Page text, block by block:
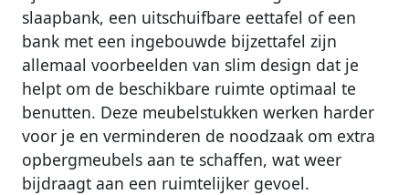
slaapbank, een uitschuifbare eettafel of een
bank met een ingebouwde bijzettafel zijn
allemaal voorbeelden van slim design dat je
helpt om de beschikbare ruimte optimaal te
benutten. Deze meubelstukken werken harder
voor je en verminderen de noodzaak om extra
opbergmeubels aan te schaffen, wat weer
bijdraagt aan een ruimtelijker gevoel.